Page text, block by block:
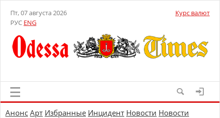
Пт, 07 августа 2026
РУС ENG
Курс валют
Анонс Арт Избранные Инцидент Новости Новости